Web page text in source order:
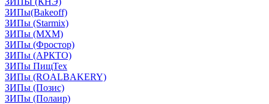
ЗИПы(Bakeoff)
ЗИПы (Starmix)
ЗИПы (МХМ)
ЗИПы (Фростор)
ЗИПы (АРКТО)
ЗИПы ПищТех
ЗИПы (ROALBAKERY)
ЗИПы (Позис)
ЗИПы (Полаир)